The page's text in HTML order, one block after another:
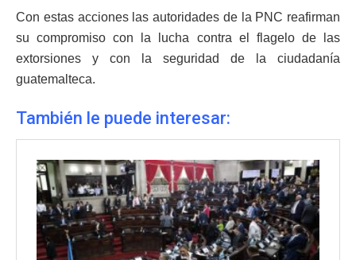
Con estas acciones las autoridades de la PNC reafirman
su compromiso con la lucha contra el flagelo de las
extorsiones y con la seguridad de la ciudadanía
guatemalteca.
También le puede interesar: